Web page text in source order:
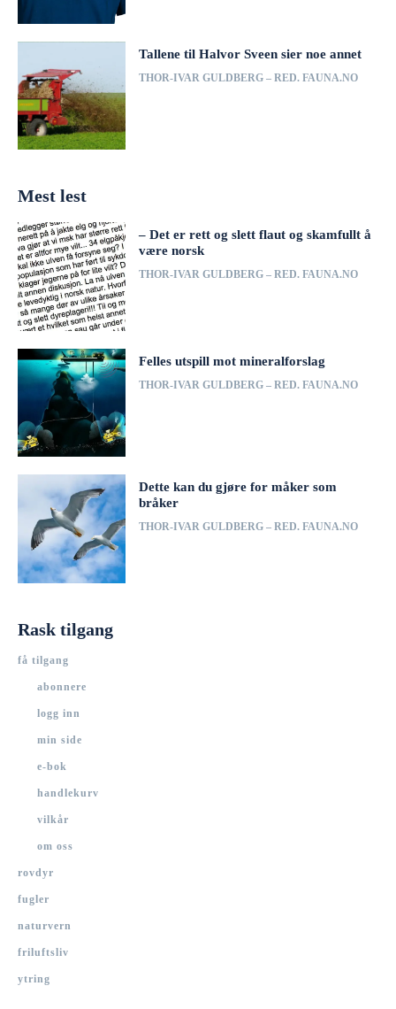
Tallene til Halvor Sveen sier noe annet
THOR-IVAR GULDBERG – RED. FAUNA.NO
Mest lest
– Det er rett og slett flaut og skamfullt å
være norsk
THOR-IVAR GULDBERG – RED. FAUNA.NO
Felles utspill mot mineralforslag
THOR-IVAR GULDBERG – RED. FAUNA.NO
Dette kan du gjøre for måker som
bråker
THOR-IVAR GULDBERG – RED. FAUNA.NO
Rask tilgang
få tilgang
abonnere
logg inn
min side
e-bok
handlekurv
vilkår
om oss
rovdyr
fugler
naturvern
friluftsliv
ytring